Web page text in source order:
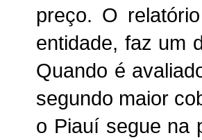
preço. O
entidade, faz um
Quando é
segundo maior
o Piauí segue na